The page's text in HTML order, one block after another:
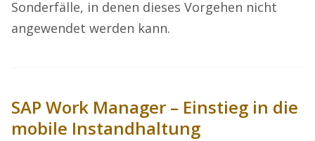
Sonderfälle, in denen dieses Vorgehen nicht
angewendet werden kann.
SAP Work Manager – Einstieg in die
mobile Instandhaltung